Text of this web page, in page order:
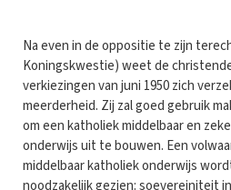
Na even in de oppositie te zijn
Koningskwestie) weet de
verkiezingen van juni 1950 zich
meerderheid. Zij zal goed gebruik
om een katholiek middelbaar en
onderwijs uit te bouwen. Een
middelbaar katholiek onderwijs
noodzakelijk gezien: soevereiniteit